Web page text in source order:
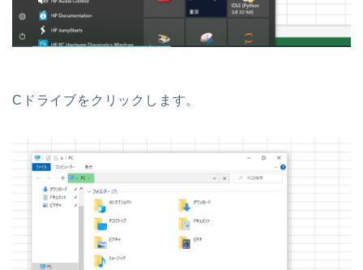
Cドライブをクリックします。